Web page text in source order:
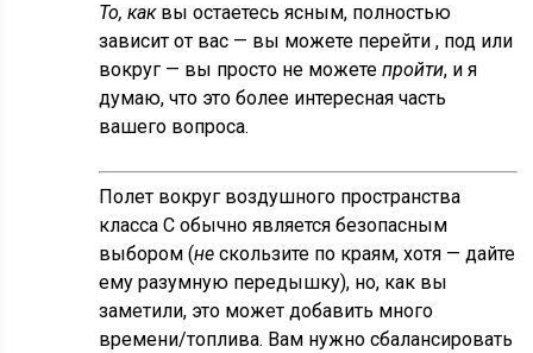
То, как вы остаетесь ясным, полностью
зависит от вас — вы можете перейти , под или
вокруг — вы просто не можетепройти, и я
думаю, что это более интересная часть
вашего вопроса.
Полет вокруг воздушного пространства
класса C обычно является безопасным
выбором (нескользите по краям, хотя — дайте
ему разумную передышку), но, как вы
заметили, это может добавить много
времени/топлива. Вам нужно сбалансировать